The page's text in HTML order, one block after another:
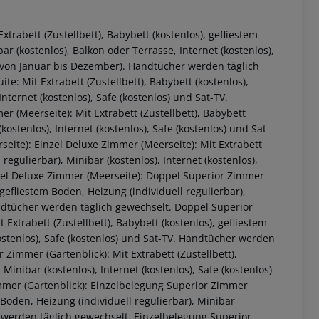
(Zustellbett), Babybett (kostenlos), gefliestem
(kostenlos), Balkon oder Terrasse, Internet (kostenlos),
Januar bis Dezember). Handtücher werden täglich
Mit Extrabett (Zustellbett), Babybett (kostenlos),
(kostenlos), Safe (kostenlos) und Sat-TV.
(Meerseite): Mit Extrabett (Zustellbett), Babybett
Internet (kostenlos), Safe (kostenlos) und Sat-
Einzel Deluxe Zimmer (Meerseite): Mit Extrabett
Minibar (kostenlos), Internet (kostenlos),
Deluxe Zimmer (Meerseite): Doppel Superior Zimmer
Boden, Heizung (individuell regulierbar),
werden täglich gewechselt. Doppel Superior
(Zustellbett), Babybett (kostenlos), gefliestem
Safe (kostenlos) und Sat-TV. Handtücher werden
(Gartenblick): Mit Extrabett (Zustellbett),
(kostenlos), Internet (kostenlos), Safe (kostenlos)
(Gartenblick): Einzelbelegung Superior Zimmer
Heizung (individuell regulierbar), Minibar